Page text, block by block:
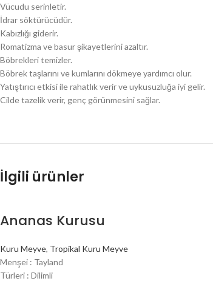
Vücudu serinletir.
İdrar söktürücüdür.
Kabızlığı giderir.
Romatizma ve basur şikayetlerini azaltır.
Böbrekleri temizler.
Böbrek taşlarını ve kumlarını dökmeye yardımcı olur.
Yatıştırıcı etkisi ile rahatlık verir ve uykusuzluğa iyi gelir.
Cilde tazelik verir, genç görünmesini sağlar.
İlgili ürünler
Ananas Kurusu
Kuru Meyve, Tropikal Kuru Meyve
Menşei : Tayland
Türleri : Dilimli